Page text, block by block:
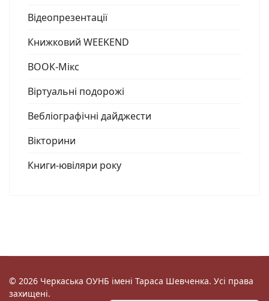
Відеопрезентації
Книжковий WEEKEND
ВООК-Мікс
Віртуальні подорожі
Вебліографічні дайджести
Вікторини
Книги-ювіляри року
© 2026 Черкаська ОУНБ імені Тараса Шевченка. Усі права
захищені.